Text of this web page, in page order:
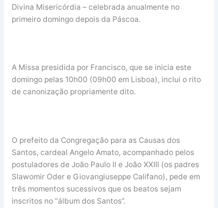
Divina Misericórdia – celebrada anualmente no
primeiro domingo depois da Páscoa.
A Missa presidida por Francisco, que se inicia este
domingo pelas 10h00 (09h00 em Lisboa), inclui o rito
de canonização propriamente dito.
O prefeito da Congregação para as Causas dos
Santos, cardeal Angelo Amato, acompanhado pelos
postuladores de João Paulo II e João XXIII (os padres
Slawomir Oder e Giovangiuseppe Califano), pede em
três momentos sucessivos que os beatos sejam
inscritos no “álbum dos Santos”.